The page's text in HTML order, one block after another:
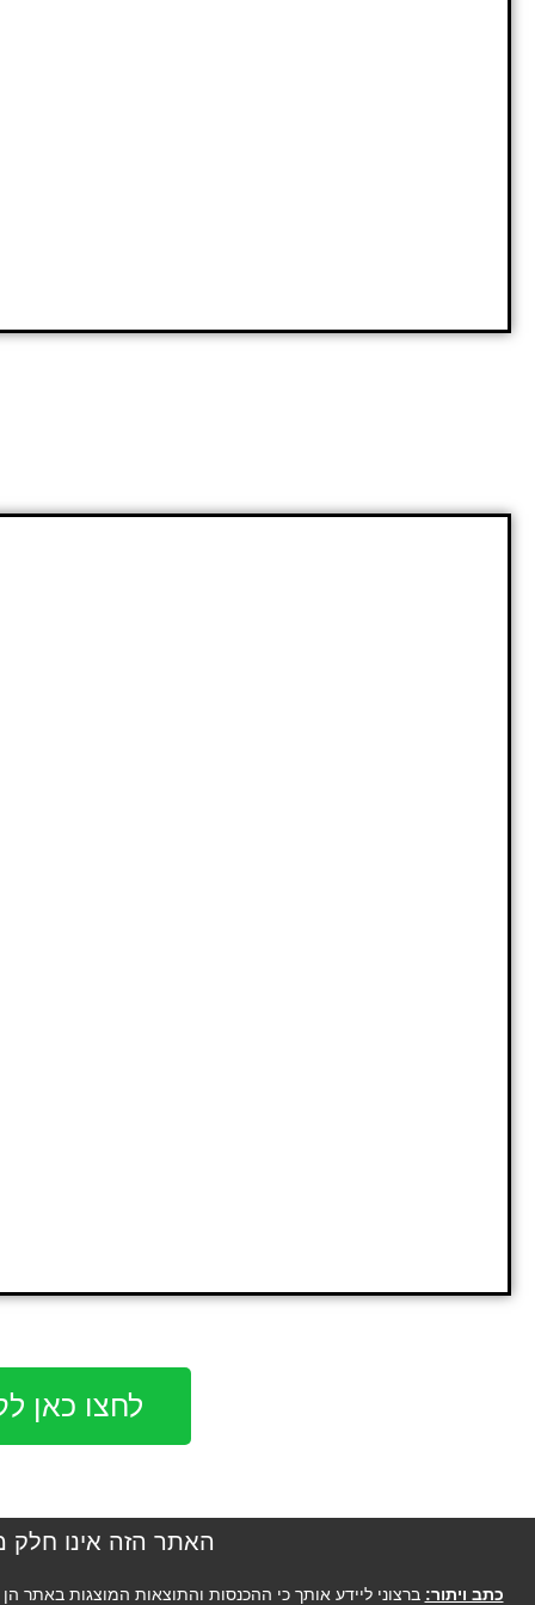
לחצו כאן
האתר הזה אינו חלק
כתב ויתור: ברצוני ליידע אותך כי ההכנסות והתוצאות המוצגות באתר